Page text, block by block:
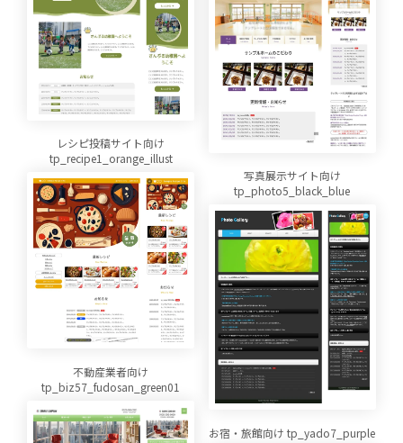
レシピ投稿サイト向け
tp_recipe1_orange_illust
写真展示サイト向け
tp_photo5_black_blue
不動産業者向け
tp_biz57_fudosan_green01
お宿・旅館向け tp_yado7_purple